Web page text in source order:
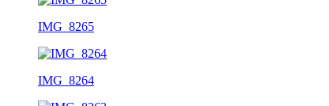
IMG_8265
IMG_8264